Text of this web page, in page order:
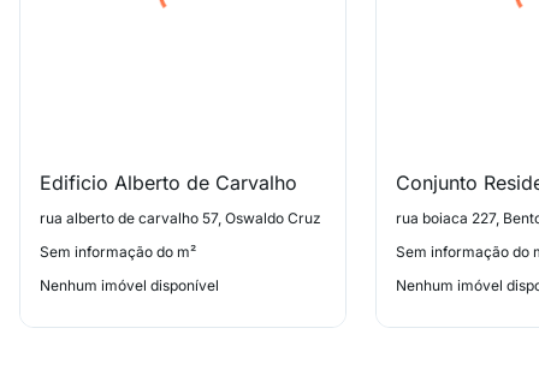
Edificio Alberto de Carvalho
rua alberto de carvalho 57, Oswaldo Cruz
Sem informação do m²
Nenhum imóvel disponível
rua boiaca 227,
Sem informação do
Nenhum imóvel